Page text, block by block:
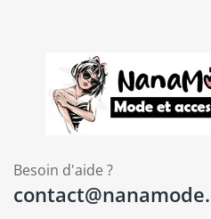
Besoin d'aide ?